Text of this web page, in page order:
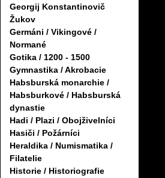
Georgij Konstantinovič
Žukov
Germáni / Vikingové /
Normané
Gotika / 1200 - 1500
Gymnastika / Akrobacie
Habsburská monarchie /
Habsburkové / Habsburská
dynastie
Hadi / Plazi / Obojživelníci
Hasiči / Požárníci
Heraldika / Numismatika /
Filatelie
Historie / Historiografie